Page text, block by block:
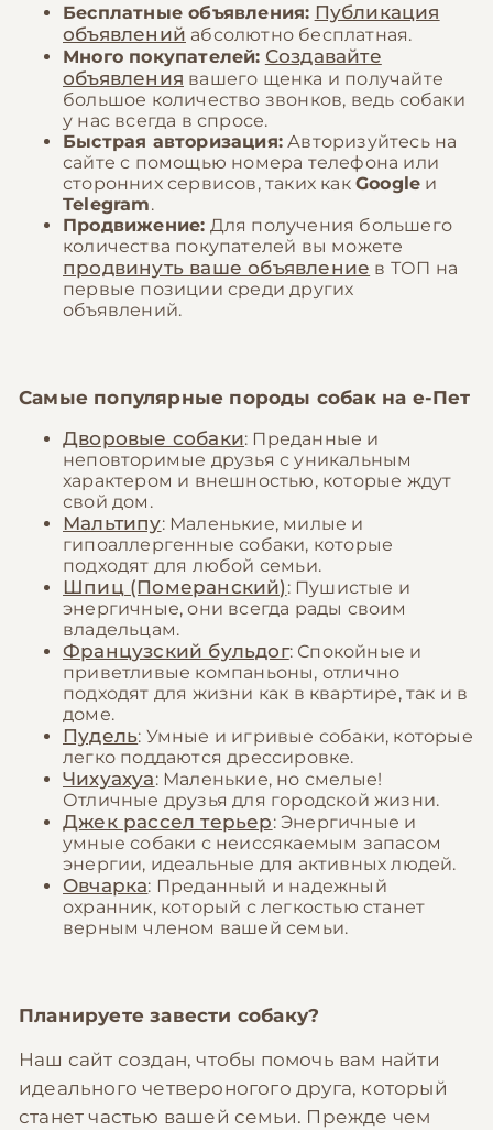
Бесплатные объявления: Публикация
объявлений абсолютно бесплатная.
Много покупателей: Создавайте
объявления вашего щенка и получайте
большое количество звонков, ведь собаки
у нас всегда в спросе.
Быстрая авторизация: Авторизуйтесь на
сайте с помощью номера телефона или
сторонних сервисов, таких как Google и
Telegram.
Продвижение: Для получения большего
количества покупателей вы можете
продвинуть ваше объявление в ТОП на
первые позиции среди других
объявлений.
Самые популярные породы собак на е-Пет
Дворовые собаки: Преданные и
неповторимые друзья с уникальным
характером и внешностью, которые ждут
свой дом.
Мальтипу: Маленькие, милые и
гипоаллергенные собаки, которые
подходят для любой семьи.
Шпиц (Померанский) : Пушистые и
энергичные, они всегда рады своим
владельцам.
Французский бульдог: Спокойные и
приветливые компаньоны, отлично
подходят для жизни как в квартире, так и в
доме.
Пудель: Умные и игривые собаки, которые
легко поддаются дрессировке.
Чихуахуа: Маленькие, но смелые!
Отличные друзья для городской жизни.
Джек рассел терьер: Энергичные и
умные собаки с неиссякаемым запасом
энергии, идеальные для активных людей.
Овчарка: Преданный и надежный
охранник, который с легкостью станет
верным членом вашей семьи.
Планируете завести собаку?
Наш сайт создан, чтобы помочь вам найти
идеального четвероногого друга, который
станет частью вашей семьи. Прежде чем